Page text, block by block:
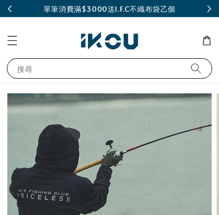
單筆消費滿$3000送I.F.C不織布袋乙個
搜尋